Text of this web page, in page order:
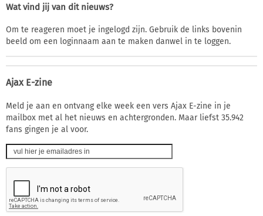
Wat vind jij van dit nieuws?
Om te reageren moet je ingelogd zijn. Gebruik de links bovenin
beeld om een loginnaam aan te maken danwel in te loggen.
Ajax E-zine
Meld je aan en ontvang elke week een vers Ajax E-zine in je
mailbox met al het nieuws en achtergronden. Maar liefst 35.942
fans gingen je al voor.